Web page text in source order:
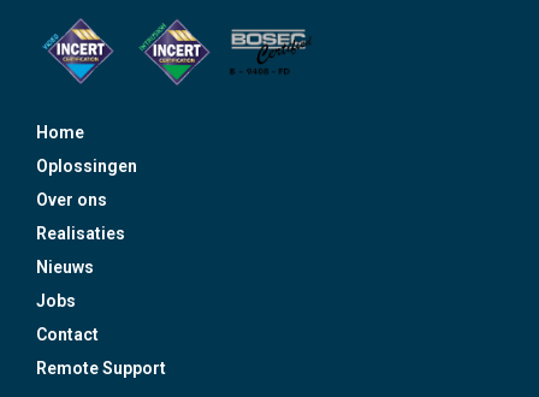
Home
Oplossingen
Over ons
Realisaties
Nieuws
Jobs
Contact
Remote Support